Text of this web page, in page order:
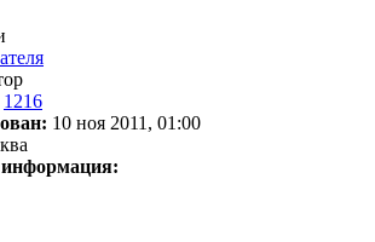
1216
10 ноя 2011, 01:00